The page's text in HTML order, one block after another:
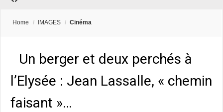
Home / IMAGES / Cinéma
Un berger et deux perchés à
l’Elysée : Jean Lassalle, « chemin
faisant »…